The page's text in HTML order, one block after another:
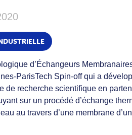
d’Échangeurs
ParisTech Spin-off qui a
de recherche scientifique en
sur un procédé d’échange
au travers d’une membrane